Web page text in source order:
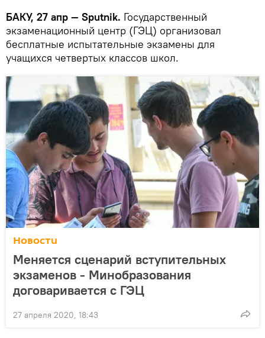
БАКУ, 27 апр — Sputnik. Государственный
экзаменационный центр (ГЭЦ) организовал
бесплатные испытательные экзамены для
учащихся четвертых классов школ.
Новости
Меняется сценарий вступительных
экзаменов - Минобразования
договаривается с ГЭЦ
27 апреля 2020, 18:43